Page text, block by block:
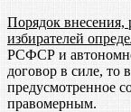
Порядок внесения,
избирателей
РСФСР и
договор в силе, то
предусмотренное
правомерным.